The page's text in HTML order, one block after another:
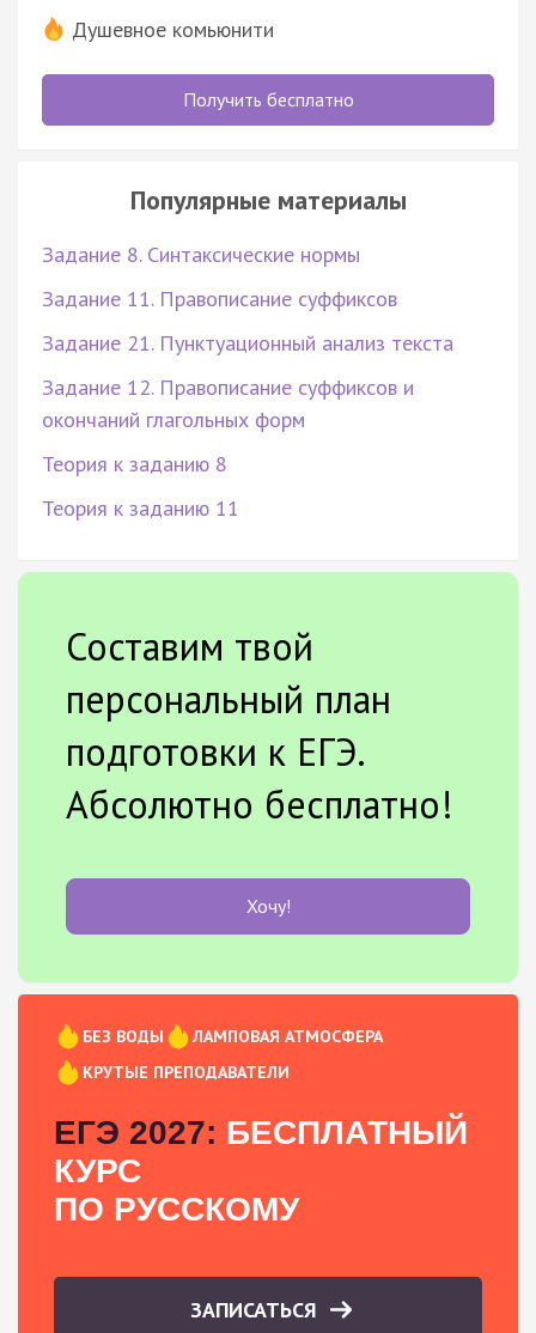
Душевное комьюнити
Получить бесплатно
Популярные материалы
Задание 8. Синтаксические нормы
Задание 11. Правописание суффиксов
Задание 21. Пунктуационный анализ текста
Задание 12. Правописание суффиксов и
окончаний глагольных форм
Теория к заданию 8
Теория к заданию 11
Составим твой
персональный план
подготовки к ЕГЭ.
Абсолютно бесплатно!
Хочу!
БЕЗ ВОДЫ
ЛАМПОВАЯ АТМОСФЕРА
КРУТЫЕ ПРЕПОДАВАТЕЛИ
ЕГЭ 2027: БЕСПЛАТНЫЙ
КУРС
ПО РУССКОМУ
ЗАПИСАТЬСЯ